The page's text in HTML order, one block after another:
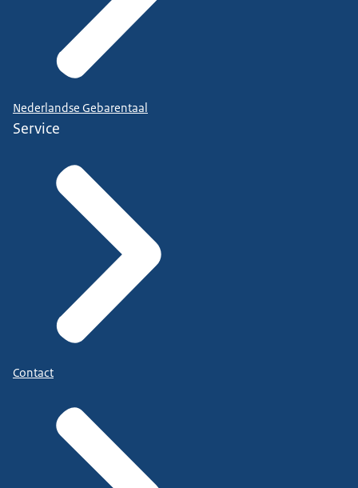
Nederlandse Gebarentaal
Service
Contact